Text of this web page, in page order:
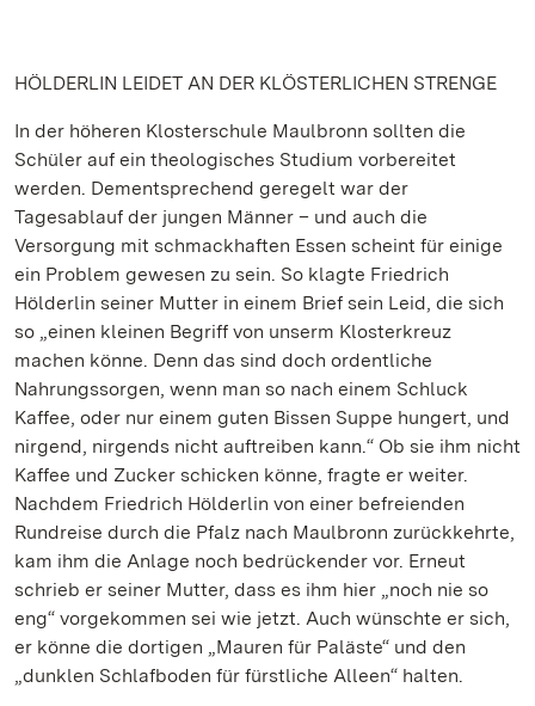
HÖLDERLIN LEIDET AN DER KLÖSTERLICHEN STRENGE
In der höheren Klosterschule Maulbronn sollten die
Schüler auf ein theologisches Studium vorbereitet
werden. Dementsprechend geregelt war der
Tagesablauf der jungen Männer – und auch die
Versorgung mit schmackhaften Essen scheint für einige
ein Problem gewesen zu sein. So klagte Friedrich
Hölderlin seiner Mutter in einem Brief sein Leid, die sich
so „einen kleinen Begriff von unserm Klosterkreuz
machen könne. Denn das sind doch ordentliche
Nahrungssorgen, wenn man so nach einem Schluck
Kaffee, oder nur einem guten Bissen Suppe hungert, und
nirgend, nirgends nicht auftreiben kann.“ Ob sie ihm nicht
Kaffee und Zucker schicken könne, fragte er weiter.
Nachdem Friedrich Hölderlin von einer befreienden
Rundreise durch die Pfalz nach Maulbronn zurückkehrte,
kam ihm die Anlage noch bedrückender vor. Erneut
schrieb er seiner Mutter, dass es ihm hier „noch nie so
eng“ vorgekommen sei wie jetzt. Auch wünschte er sich,
er könne die dortigen „Mauren für Paläste“ und den
„dunklen Schlafboden für fürstliche Alleen“ halten.